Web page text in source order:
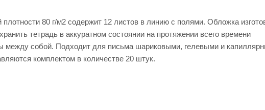
80 г/м2 содержит 12 листов в линию с полями. Обложка
тетрадь в аккуратном состоянии на протяжении всего времени
между собой. Подходит для письма шариковыми, гелевыми и
комплектом в количестве 20 штук.